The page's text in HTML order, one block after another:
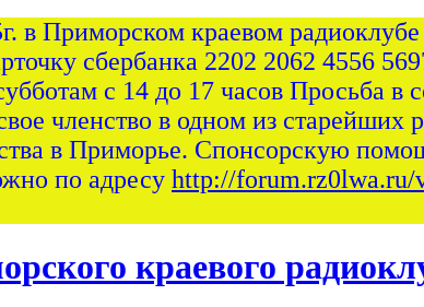
в Приморском краевом
сбербанка 2202 2062 4556
с 14 до 17 часов Просьба
членство в одном из
в Приморье. Спонсорскую
по адресу http://forum.rz0lwa.ru/